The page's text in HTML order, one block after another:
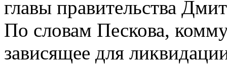
главы правительства
По словам Пескова,
зависящее для